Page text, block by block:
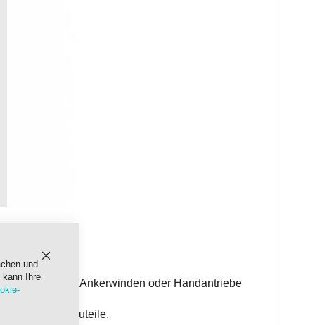
und
kann Ihre
Getriebe , z.B. Ankerwinden oder Handantriebe